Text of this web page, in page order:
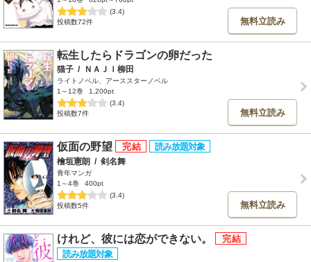
(3.4)
投稿数72件
無料立読み
転生したらドラゴンの卵だった
猫子 / ＮＡＪＩ柳田
ライトノベル、アーススターノベル
1～12巻
1,200pt
(3.4)
投稿数7件
無料立読み
仮面の野望
檜垣憲朗 / 剣名舞
青年マンガ
1～4巻
400pt
(3.4)
投稿数5件
無料立読み
けれど、彼には恋ができない。